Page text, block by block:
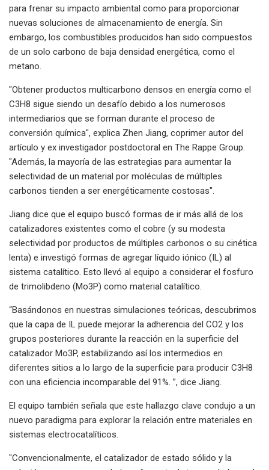
para frenar su impacto ambiental como para proporcionar
nuevas soluciones de almacenamiento de energía. Sin
embargo, los combustibles producidos han sido compuestos
de un solo carbono de baja densidad energética, como el
metano.
"Obtener productos multicarbono densos en energía como el
C3H8 sigue siendo un desafío debido a los numerosos
intermediarios que se forman durante el proceso de
conversión química", explica Zhen Jiang, coprimer autor del
artículo y ex investigador postdoctoral en The Rappe Group.
"Además, la mayoría de las estrategias para aumentar la
selectividad de un material por moléculas de múltiples
carbonos tienden a ser energéticamente costosas".
Jiang dice que el equipo buscó formas de ir más allá de los
catalizadores existentes como el cobre (y su modesta
selectividad por productos de múltiples carbonos o su cinética
lenta) e investigó formas de agregar líquido iónico (IL) al
sistema catalítico. Esto llevó al equipo a considerar el fosfuro
de trimolibdeno (Mo3P) como material catalítico.
“Basándonos en nuestras simulaciones teóricas, descubrimos
que la capa de IL puede mejorar la adherencia del CO2 y los
grupos posteriores durante la reacción en la superficie del
catalizador Mo3P, estabilizando así los intermedios en
diferentes sitios a lo largo de la superficie para producir C3H8
con una eficiencia incomparable del 91%. ”, dice Jiang.
El equipo también señala que este hallazgo clave condujo a un
nuevo paradigma para explorar la relación entre materiales en
sistemas electrocatalíticos.
"Convencionalmente, el catalizador de estado sólido y la